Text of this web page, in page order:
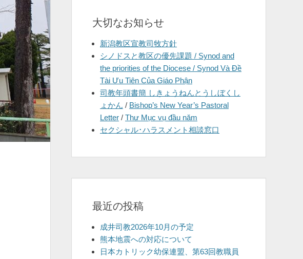
大切なお知らせ
新潟教区宣教司牧方針
シノドスと教区の優先課題 / Synod and
the priorities of the Diocese / Synod Và Đề
Tài Ưu Tiên Của Giáo Phận
司教年頭書簡 しきょうねんとうしぼくし
ょかん / Bishop’s New Year’s Pastoral
Letter / Thư Mục vụ đầu năm
セクシャル･ハラスメント相談窓口
最近の投稿
成井司教2026年10月の予定
熊本地震への対応について
日本カトリック幼保連盟、第63回教職員